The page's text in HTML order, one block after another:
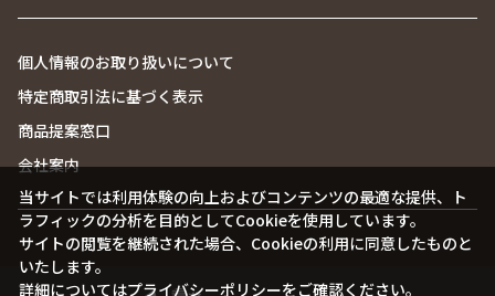
お問い合わせ
よくあるご質問
個人情報のお取り扱いについて
特定商取引法に基づく表示
商品提案窓口
会社案内
当サイトでは利用体験の向上およびコンテンツの最適な提供、ト
ラフィックの分析を目的としてCookieを使用しています。
サイトの閲覧を継続された場合、Cookieの利用に同意したものと
いたします。
詳細についてはプライバシーポリシーをご確認ください。